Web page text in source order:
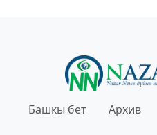
Башкы бет Архив